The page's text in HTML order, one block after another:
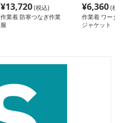
¥13,720(税込)
作業着 防寒つなぎ作業
服
¥6,360(税
作業着 ワーク
ジャケット